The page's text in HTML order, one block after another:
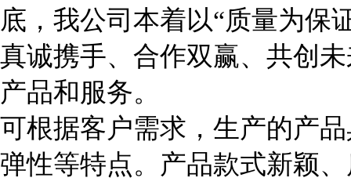
底，我公司本着以“质量为保
真诚携手、合作双赢、共创
产品和服务。
可根据客户需求，生产的产
弹性等特点。产品款式新颖